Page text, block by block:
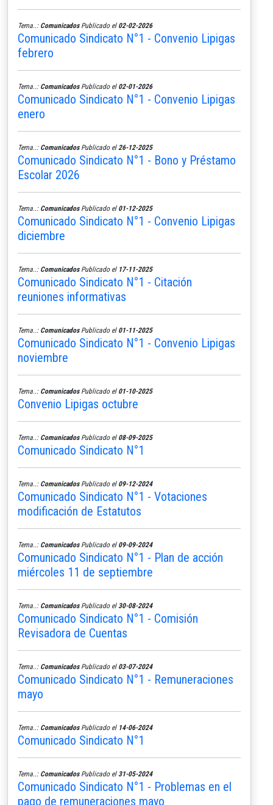
Tema..: ComunicadosPublicado el 02-02-2026
Comunicado Sindicato N°1 - Convenio Lipigas
febrero
Tema..: ComunicadosPublicado el 02-01-2026
Comunicado Sindicato N°1 - Convenio Lipigas
enero
Tema..: ComunicadosPublicado el 26-12-2025
Comunicado Sindicato N°1 - Bono y Préstamo
Escolar 2026
Tema..: ComunicadosPublicado el 01-12-2025
Comunicado Sindicato N°1 - Convenio Lipigas
diciembre
Tema..: ComunicadosPublicado el 17-11-2025
Comunicado Sindicato N°1 - Citación
reuniones informativas
Tema..: ComunicadosPublicado el 01-11-2025
Comunicado Sindicato N°1 - Convenio Lipigas
noviembre
Tema..: ComunicadosPublicado el 01-10-2025
Convenio Lipigas octubre
Tema..: ComunicadosPublicado el 08-09-2025
Comunicado Sindicato N°1
Tema..: ComunicadosPublicado el 09-12-2024
Comunicado Sindicato N°1 - Votaciones
modificación de Estatutos
Tema..: ComunicadosPublicado el 09-09-2024
Comunicado Sindicato N°1 - Plan de acción
miércoles 11 de septiembre
Tema..: ComunicadosPublicado el 30-08-2024
Comunicado Sindicato N°1 - Comisión
Revisadora de Cuentas
Tema..: ComunicadosPublicado el 03-07-2024
Comunicado Sindicato N°1 - Remuneraciones
mayo
Tema..: ComunicadosPublicado el 14-06-2024
Comunicado Sindicato N°1
Tema..: ComunicadosPublicado el 31-05-2024
Comunicado Sindicato N°1 - Problemas en el
pago de remuneraciones mayo